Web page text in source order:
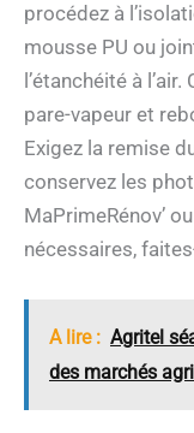
procédez à
mousse PU ou
l’étanchéité à
pare-vapeur et
Exigez la remise
conservez les
MaPrimeRénov’
nécessaires,
A lire : Agritel
des marchés